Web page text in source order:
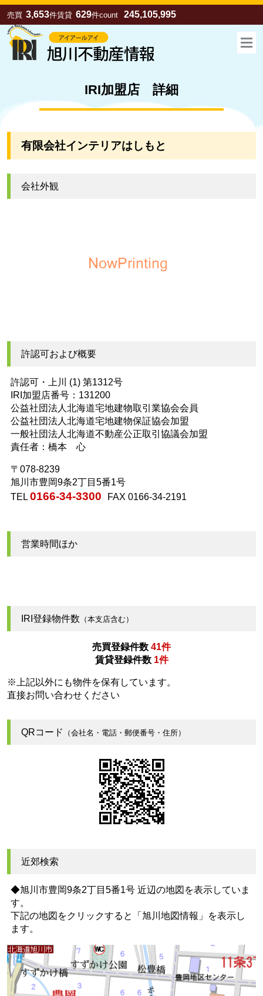
売買 3,653件賃貸 629件count 245,105,995
IRI加盟店 詳細
有限会社インテリアはしもと
会社外観
許認可および概要
許認可・上川 (1) 第1312号
IRI加盟店番号：131200
公益社団法人北海道宅地建物取引業協会会員
公益社団法人北海道宅地建物保証協会加盟
一般社団法人北海道不動産公正取引協議会加盟
責任者：橋本 心
〒078-8239
旭川市豊岡9条2丁目5番1号
TEL 0166-34-3300 FAX 0166-34-2191
営業時間ほか
IRI登録物件数 （本支店含む）
売買登録件数 41件
賃貸登録件数 1件
※上記以外にも物件を保有しています。
直接お問い合わせください
QRコード （会社名・電話・郵便番号・住所）
近郊検索
◆旭川市豊岡9条2丁目5番1号 近辺の地図を表示していま
す。
下記の地図をクリックすると
「旭川地図情報」
を表示し
ます。